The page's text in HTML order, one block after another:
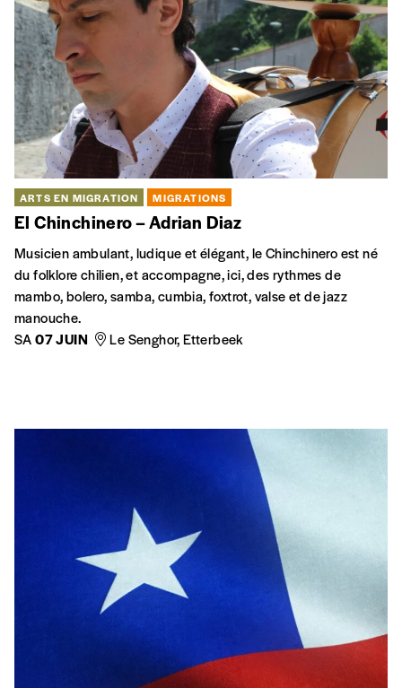
ARTS EN MIGRATION MIGRATIONS
El Chinchinero – Adrian Diaz
Musicien ambulant, ludique et élégant, le Chinchinero est né
du folklore chilien, et accompagne, ici, des rythmes de
mambo, bolero, samba, cumbia, foxtrot, valse et de jazz
manouche.
SA07 JUIN Le Senghor, Etterbeek